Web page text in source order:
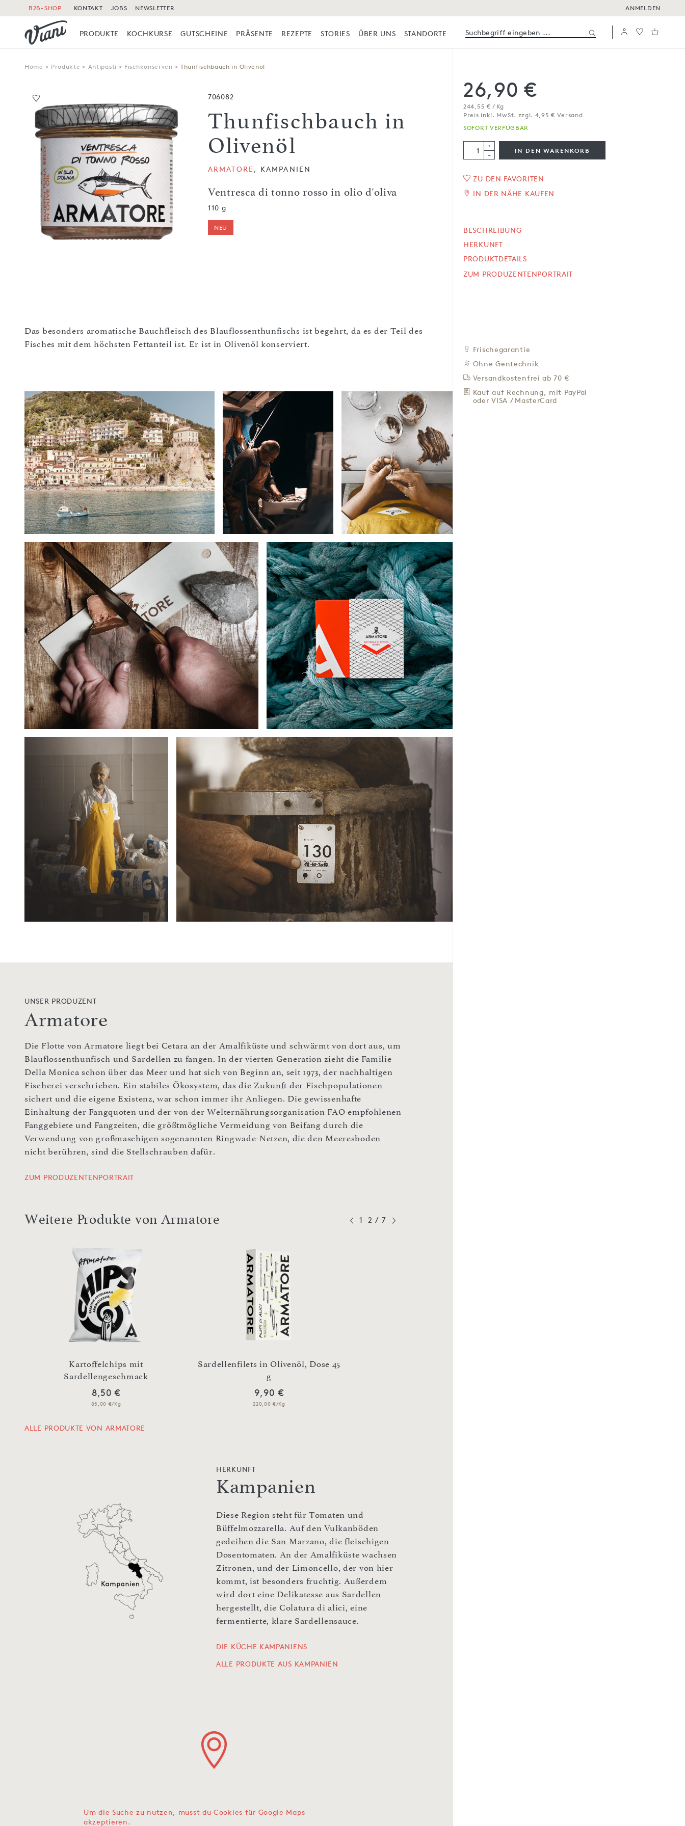
B2B-SHOP KONTAKT JOBS NEWSLETTER ANMELDEN
PRODUKTE KOCHKURSE GUTSCHEINE PRÄSENTE REZEPTE STORIES ÜBER UNS STANDORTE
Home > Produkte > Antipasti > Fischkonserven > Thunfischbauch in Olivenöl
Thunfischbauch in Olivenöl
26,90 €
Preis inkl. MwSt. zzgl. 4,95 € Versand
+
IN DEN WARENKORB
BESCHREIBUNG
HERKUNFT
PRODUKTDETAILS
ZUM PRODUZENTENPORTRAIT
706082
Thunfischbauch in
Olivenöl
Ventresca di tonno rosso in olio d'oliva
ARMATORE , KAMPANIEN
110 g
NEU
SOFORT VERFÜGBAR
26,90 €
244,55 € / Kg
Preis inkl. MwSt. zzgl. 4,95 € Versand
+
-
IN DEN WARENKORB
ZU DEN FAVORITEN
IN DER NÄHE KAUFEN
BESCHREIBUNG
HERKUNFT
PRODUKTDETAILS
ZUM PRODUZENTENPORTRAIT
Frischegarantie
Ohne Gentechnik
Versandkostenfrei ab 70 €
Kauf auf Rechnung, mit PayPal
oder VISA / MasterCard
Das besonders aromatische Bauchfleisch des Blauflossenthunfischs ist begehrt, da es der Teil des
Fisches mit dem höchsten Fettanteil ist. Er ist in Olivenöl konserviert.
UNSER PRODUZENT
Armatore
Die Flotte von Armatore liegt bei Cetara an der Amalfiküste und schwärmt von dort aus, um
Blauflossenthunfisch und Sardellen zu fangen. In der vierten Generation zieht die Familie
Della Monica schon über das Meer und hat sich von Beginn an, seit 1973, der nachhaltigen
Fischerei verschrieben. Ein stabiles Ökosystem, das die Zukunft der Fischpopulationen
sichert und die eigene Existenz, war schon immer ihr Anliegen. Die gewissenhafte
Einhaltung der Fangquoten und der von der Welternährungsorganisation FAO empfohlenen
Fanggebiete und Fangzeiten, die größtmögliche Vermeidung von Beifang durch die
Verwendung von großmaschigen sogenannten Ringwade-Netzen, die den Meeresboden
nicht berühren, sind die Stellschrauben dafür.
ZUM PRODUZENTENPORTRAIT
Weitere Produkte von Armatore
Kartoffelchips mit
Sardellengeschmack
8,50 €
85,00 €/Kg
Sardellenfilets in Olivenöl, Dose 45
g
9,90 €
220,00 €/Kg
1-2 / 7
ALLE PRODUKTE VON ARMATORE
HERKUNFT
Kampanien
Diese Region steht für Tomaten und
Büffelmozzarella. Auf den Vulkanböden
gedeihen die San Marzano, die fleischigen
Dosentomaten. An der Amalfiküste wachsen
Zitronen, und der Limoncello, der von hier
kommt, ist besonders fruchtig. Außerdem
wird dort eine Delikatesse aus Sardellen
hergestellt, die Colatura di alici, eine
fermentierte, klare Sardellensauce.
DIE KÜCHE KAMPANIENS
ALLE PRODUKTE AUS KAMPANIEN
Um die Suche zu nutzen, musst du Cookies für Google Maps
akzeptieren.